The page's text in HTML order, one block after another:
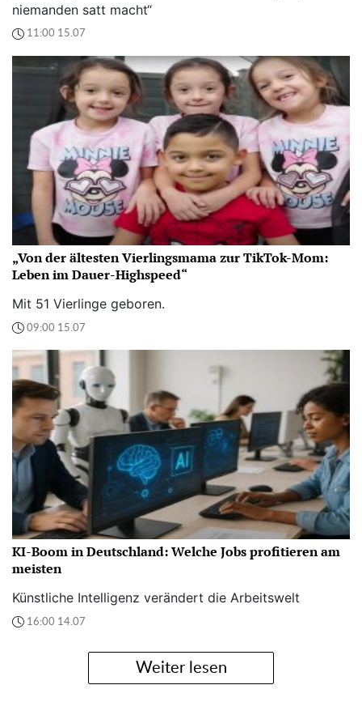
niemanden satt macht“
11:00 15.07
„Von der ältesten Vierlingsmama zur TikTok-Mom:
Leben im Dauer-Highspeed“
Mit 51 Vierlinge geboren.
09:00 15.07
KI-Boom in Deutschland: Welche Jobs profitieren am
meisten
Künstliche Intelligenz verändert die Arbeitswelt
16:00 14.07
Weiter lesen